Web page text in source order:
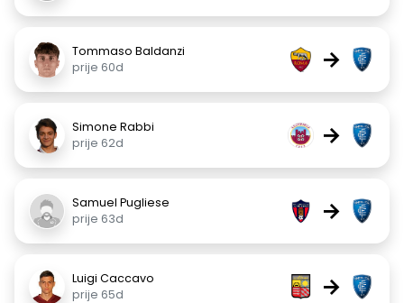
Tommaso Baldanzi
prije 60d
→
Simone Rabbi
prije 62d
→
Samuel Pugliese
prije 63d
→
Luigi Caccavo
prije 65d
→